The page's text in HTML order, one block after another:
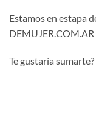
Estamos en estapa
Te gustaría sumarte?